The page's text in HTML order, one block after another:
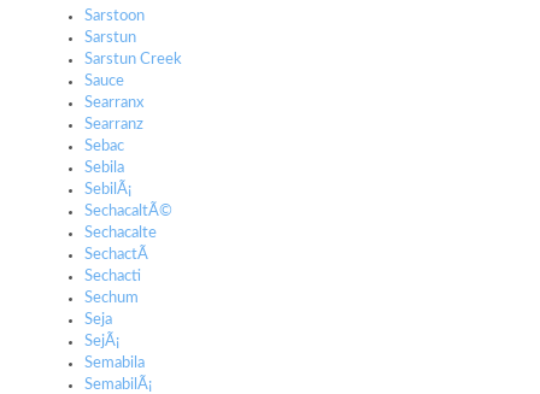
Sarstoon
Sarstun
Sarstun Creek
Sauce
Searranx
Searranz
Sebac
Sebila
SebilÃ¡
SechacaltÃ©
Sechacalte
SechactÃ­
Sechacti
Sechum
Seja
SejÃ¡
Semabila
SemabilÃ¡